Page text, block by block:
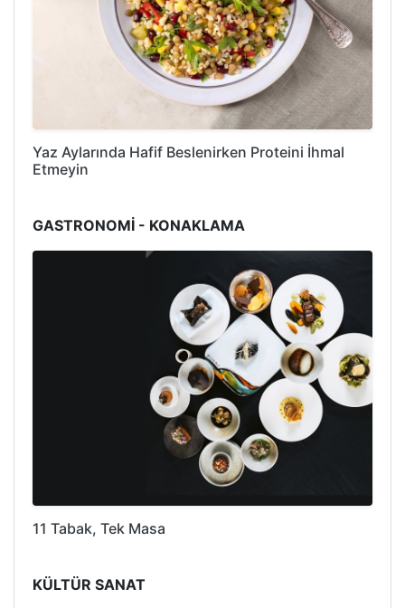
Yaz Aylarında Hafif Beslenirken Proteini İhmal
Etmeyin
GASTRONOMİ - KONAKLAMA
11 Tabak, Tek Masa
KÜLTÜR SANAT